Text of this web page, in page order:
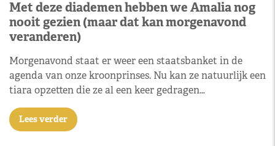
Met deze diademen hebben we Amalia nog
nooit gezien (maar dat kan morgenavond
veranderen)
Morgenavond staat er weer een staatsbanket in de
agenda van onze kroonprinses. Nu kan ze natuurlijk een
tiara opzetten die ze al een keer gedragen…
Lees verder